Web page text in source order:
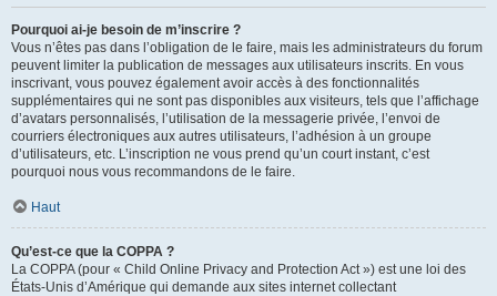
Pourquoi ai-je besoin de m’inscrire ?
Vous n’êtes pas dans l’obligation de le faire, mais les administrateurs du forum
peuvent limiter la publication de messages aux utilisateurs inscrits. En vous
inscrivant, vous pouvez également avoir accès à des fonctionnalités
supplémentaires qui ne sont pas disponibles aux visiteurs, tels que l’affichage
d’avatars personnalisés, l’utilisation de la messagerie privée, l’envoi de
courriers électroniques aux autres utilisateurs, l’adhésion à un groupe
d’utilisateurs, etc. L’inscription ne vous prend qu’un court instant, c’est
pourquoi nous vous recommandons de le faire.
Haut
Qu’est-ce que la COPPA ?
La COPPA (pour « Child Online Privacy and Protection Act ») est une loi des
États-Unis d’Amérique qui demande aux sites internet collectant